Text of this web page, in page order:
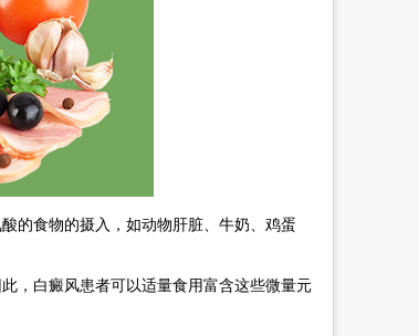
的食物的摄入，如动物肝脏、牛奶、鸡蛋
，白癜风患者可以适量食用富含这些微量元